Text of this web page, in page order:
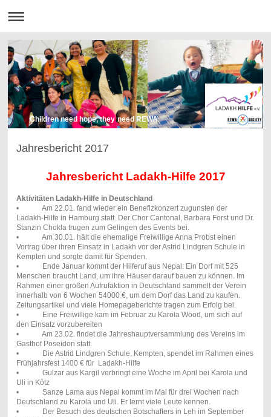
Children need hope, they need REWA
Jahresbericht 2017
Jahresbericht Ladakh-Hilfe 2017
Aktivitäten Ladakh-Hilfe in Deutschland
• Am 22.01. fand wieder ein Benefizkonzert zugunsten der
Ladakh-Hilfe in Hamburg statt. Der Chor Cantonal, Barbara Forst und Dr.
Stanzin Chokla trugen zum Gelingen des Events bei.
• Am 30.01. hält die ehemalige Freiwillige Anna Probst einen
Vortrag über ihren Einsatz in Ladakh vor der Astrid Lindgren Schule in
Kempten und sorgte damit für Spenden.
• Ende Januar kommt der Hilferuf aus Nepal: Ein Dorf mit 525
Menschen braucht Land, um ihre Häuser darauf bauen zu können. Im
Rahmen einer großen Aufrufaktion in Deutschland sammelt der Verein
innerhalb von 6 Wochen 54000 €, um dem Dorf das Land zu kaufen.
Zeitungsartikel und viele Homepageberichte tragen zum Erfolg bei.
• Eine Freiwillige kam im Februar zu Karola Wood, um sich auf
den Einsatz vorzubereiten
• Am 23.02. findet die Jahreshauptversammlung des Vereins im
Gasthof Poseidon statt.
• Die Astrid Lindgren Schule, Kempten, spendet im Rahmen eines
Frühjahrsfest 1400 € für Ladakh-Hilfe
• Gulzar aus Kargil verbringt eine Woche im April bei Karola und
Uli in Kötz
• Sanze Lama aus Nepal kommt im Mai für drei Wochen nach
Deutschland zu Karola und Uli. Er lernt viele Leute kennen.
• Der Besuch des deutschen Botschafters in Leh im September